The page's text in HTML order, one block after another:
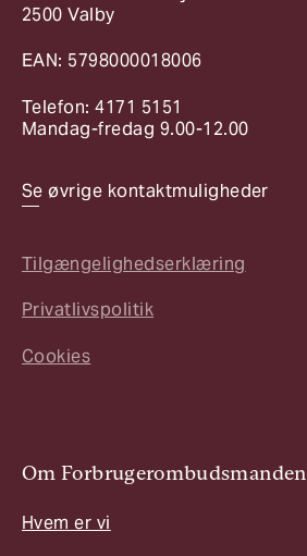
2500 Valby
EAN: 5798000018006
Telefon: 4171 5151
Mandag-fredag 9.00-12.00
Se øvrige kontaktmuligheder
Tilgængelighedserklæring
Privatlivspolitik
Cookies
Om Forbrugerombudsmanden
Hvem er vi